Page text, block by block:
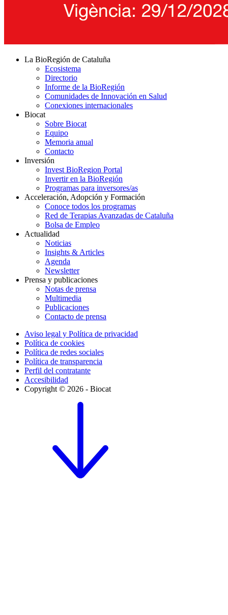
La BioRegión de Cataluña
Ecosistema
Directorio
Informe de la BioRegión
Comunidades de Innovación en Salud
Conexiones internacionales
Biocat
Sobre Biocat
Equipo
Memoria anual
Contacto
Inversión
Invest BioRegion Portal
Invertir en la BioRegión
Programas para inversores/as
Acceleración, Adopción y Formación
Conoce todos los programas
Red de Terapias Avanzadas de Cataluña
Bolsa de Empleo
Actualidad
Noticias
Insights & Articles
Agenda
Newsletter
Prensa y publicaciones
Notas de prensa
Multimedia
Publicaciones
Contacto de prensa
Aviso legal y Política de privacidad
Política de cookies
Política de redes sociales
Política de transparencia
Perfil del contratante
Accesibilidad
Copyright © 2026 - Biocat